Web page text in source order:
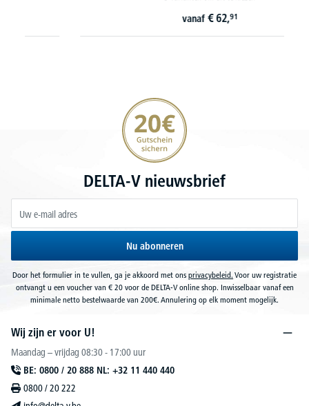
91
20€ korting verzekeren
DELTA-V nieuwsbrief
Nu abonneren
Door het formulier in te vullen, ga je akkoord met ons privacybeleid. Voor uw registratie
ontvangt u een voucher van € 20 voor de DELTA-V online shop. Inwisselbaar vanaf een
minimale netto bestelwaarde van 200€. Annulering op elk moment mogelijk.
Wij zijn er voor U!
Maandag – vrijdag 08:30 - 17:00 uur
BE: 0800 / 20 888 NL: +32 11 440 440
0800 / 20 222